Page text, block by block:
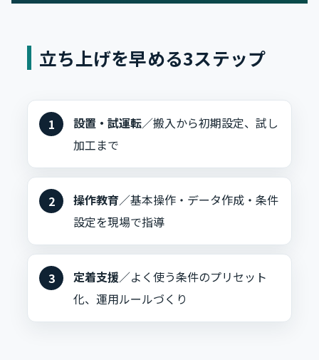
立ち上げを早める3ステップ
設置・試運転／搬入から初期設定、試し
加工まで
操作教育／基本操作・データ作成・条件
設定を現場で指導
定着支援／よく使う条件のプリセット
化、運用ルールづくり